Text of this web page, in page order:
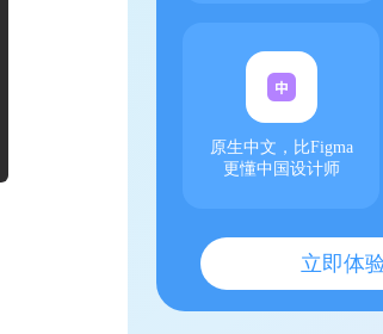
原生中文，比Figma
更懂中国设计师
立即体